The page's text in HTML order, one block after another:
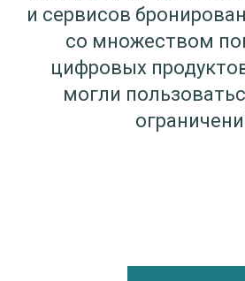
и сервисов
со множеством
цифровых
могли